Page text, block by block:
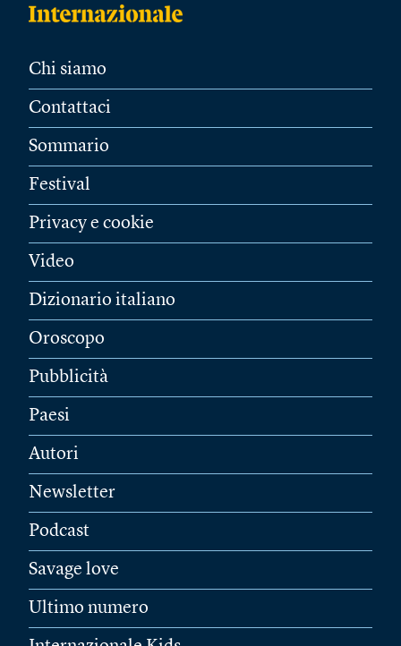
Chi siamo
Contattaci
Sommario
Festival
Privacy e cookie
Video
Dizionario italiano
Oroscopo
Pubblicità
Paesi
Autori
Newsletter
Podcast
Savage love
Ultimo numero